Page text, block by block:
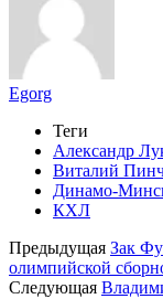
Egorg
Теги
Александр
Виталий
Динамо-
КХЛ
Предыдущая Зак
олимпийской
Следующая